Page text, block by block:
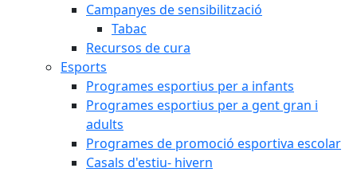
Campanyes de sensibilització
Tabac
Recursos de cura
Esports
Programes esportius per a infants
Programes esportius per a gent gran i
adults
Programes de promoció esportiva escolar
Casals d'estiu- hivern